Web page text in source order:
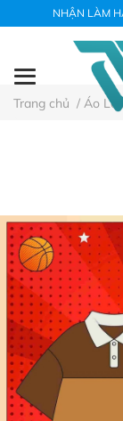
NHẬN LÀM
Trang chủ / Áo